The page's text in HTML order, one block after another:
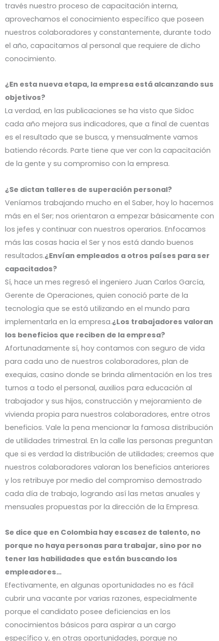
través nuestro proceso de capacitación interna,
aprovechamos el conocimiento específico que poseen
nuestros colaboradores y constantemente, durante todo
el año, capacitamos al personal que requiere de dicho
conocimiento.
¿En esta nueva etapa, la empresa está alcanzando sus
objetivos?
La verdad, en las publicaciones se ha visto que Sidoc
cada año mejora sus indicadores, que a final de cuentas
es el resultado que se busca, y mensualmente vamos
batiendo récords. Parte tiene que ver con la capacitación
de la gente y su compromiso con la empresa.
¿Se dictan talleres de superación personal?
Veníamos trabajando mucho en el Saber, hoy lo hacemos
más en el Ser; nos orientaron a empezar básicamente con
los jefes y continuar con nuestros operarios. Enfocamos
más las cosas hacia el Ser y nos está dando buenos
resultados.¿Envían empleados a otros países para ser
capacitados?
Sí, hace un mes regresó el ingeniero Juan Carlos García,
Gerente de Operaciones, quien conoció parte de la
tecnología que se está utilizando en el mundo para
implementarla en la empresa.¿Los trabajadores valoran
los beneficios que reciben de la empresa?
Afortunadamente sí, hoy contamos con seguro de vida
para cada uno de nuestros colaboradores, plan de
exequias, casino donde se brinda alimentación en los tres
turnos a todo el personal, auxilios para educación al
trabajador y sus hijos, construcción y mejoramiento de
vivienda propia para nuestros colaboradores, entre otros
beneficios. Vale la pena mencionar la famosa distribución
de utilidades trimestral. En la calle las personas preguntan
que si es verdad la distribución de utilidades; creemos que
nuestros colaboradores valoran los beneficios anteriores
y los retribuye por medio del compromiso demostrado
cada día de trabajo, logrando así las metas anuales y
mensuales propuestas por la dirección de la Empresa.
Se dice que en Colombia hay escasez de talento, no
porque no haya personas para trabajar, sino por no
tener las habilidades que están buscando los
empleadores…
Efectivamente, en algunas oportunidades no es fácil
cubrir una vacante por varias razones, especialmente
porque el candidato posee deficiencias en los
conocimientos básicos para aspirar a un cargo
específico y, en otras oportunidades, porque no